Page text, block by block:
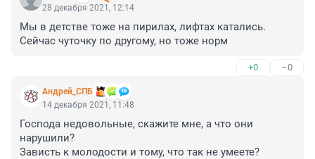
28 декабря 2021, 12:14
Мы в детстве тоже на пирилах, лифтах катались.
Сейчас чуточку по другому, но тоже норм
+0 –0
Андрей_СПБ
14 декабря 2021, 11:48
Господа недовольные, скажите мне, а что они
нарушили?
Зависть к молодости и тому, что так не умеете?